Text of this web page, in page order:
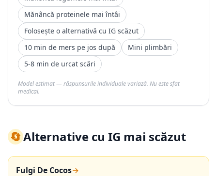
Mănâncă proteinele mai întâi
Folosește o alternativă cu IG scăzut
10 min de mers pe jos după
Mini plimbări
5-8 min de urcat scări
Model estimat — răspunsurile individuale variază. Nu este sfat
medical.
🔄Alternative cu IG mai scăzut
Fulgi De Cocos→